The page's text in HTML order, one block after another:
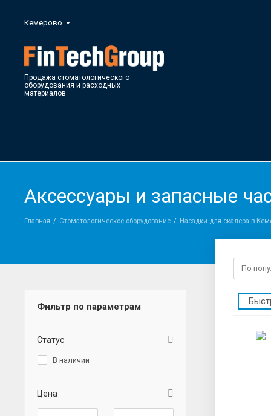
Кемерово
Продажа стоматологического
оборудования и расходных
материалов
Аксессуары и запасные
Главная Стоматологическое оборудование Насадки для скалера в
Фильтр по параметрам
Статус
В наличии
Цена